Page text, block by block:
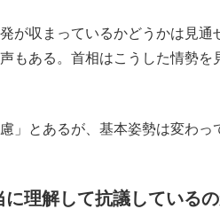
が収まっているかどうかは見
もある。首相はこうした情勢を
」とあるが、基本姿勢は変わっ
理解して抗議しているの